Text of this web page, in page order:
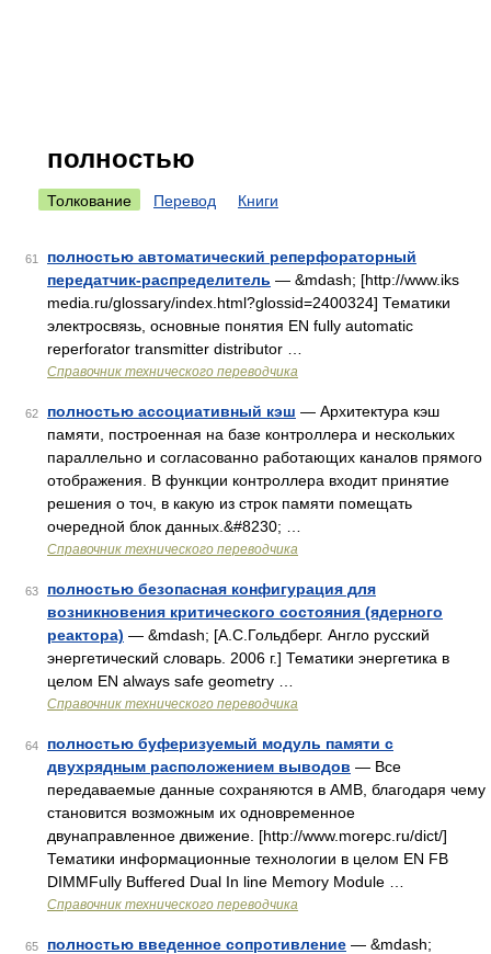
полностью
Толкование Перевод Книги
61
полностью автоматический реперфораторный
передатчик-распределитель — &mdash; [http://www.iks
media.ru/glossary/index.html?glossid=2400324] Тематики
электросвязь, основные понятия EN fully automatic
reperforator transmitter distributor …
Справочник технического переводчика
62 полностью ассоциативный кэш — Архитектура кэш
памяти, построенная на базе контроллера и нескольких
параллельно и согласованно работающих каналов прямого
отображения. В функции контроллера входит принятие
решения о точ, в какую из строк памяти помещать
очередной блок данных.&#8230; …
Справочник технического переводчика
63
полностью безопасная конфигурация для
возникновения критического состояния (ядерного
реактора) — &mdash; [А.С.Гольдберг. Англо русский
энергетический словарь. 2006 г.] Тематики энергетика в
целом EN always safe geometry …
Справочник технического переводчика
64
полностью буферизуемый модуль памяти с
двухрядным расположением выводов — Все
передаваемые данные сохраняются в AMB, благодаря чему
становится возможным их одновременное
двунаправленное движение. [http://www.morepc.ru/dict/]
Тематики информационные технологии в целом EN FB
DIMMFully Buffered Dual In line Memory Module …
Справочник технического переводчика
65 полностью введенное сопротивление — &mdash;